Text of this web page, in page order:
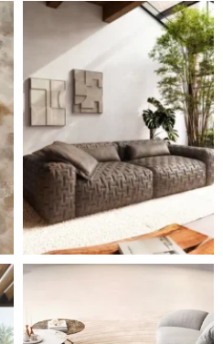
dům v domov. Domo
Místo, kam se budeš těšit
chvíle pod širým nebem.
Ne každá pohovka je jen